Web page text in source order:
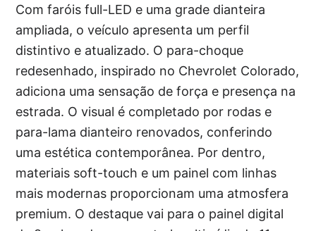
Com faróis full-LED e uma grade dianteira
ampliada, o veículo apresenta um perfil
distintivo e atualizado. O para-choque
redesenhado, inspirado no Chevrolet Colorado,
adiciona uma sensação de força e presença na
estrada. O visual é completado por rodas e
para-lama dianteiro renovados, conferindo
uma estética contemporânea. Por dentro,
materiais soft-touch e um painel com linhas
mais modernas proporcionam uma atmosfera
premium. O destaque vai para o painel digital